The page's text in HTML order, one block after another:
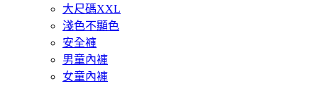
大尺碼XXL
淺色不顯色
安全褲
男童內褲
女童內褲